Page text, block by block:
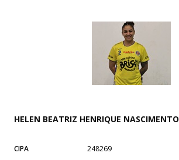
HELEN BEATRIZ HENRIQUE NASCIMENTO
CIPA
248269